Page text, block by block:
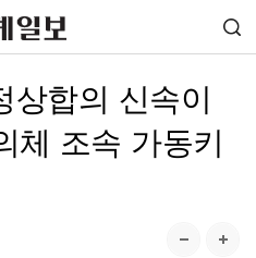
상합의 신속이
체 조속 가동키